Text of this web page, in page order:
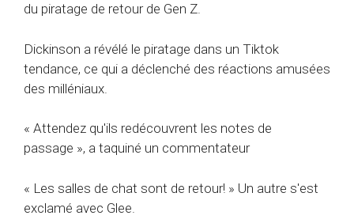
du piratage de retour de Gen Z.
Dickinson a révélé le piratage dans un Tiktok
tendance, ce qui a déclenché des réactions amusées
des milléniaux.
« Attendez qu'ils redécouvrent les notes de
passage », a taquiné un commentateur
« Les salles de chat sont de retour! » Un autre s'est
exclamé avec Glee.